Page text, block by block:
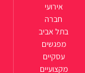
אירועי
חברה
בתל אביב
מפגשים
עסקיים
מקצועיים